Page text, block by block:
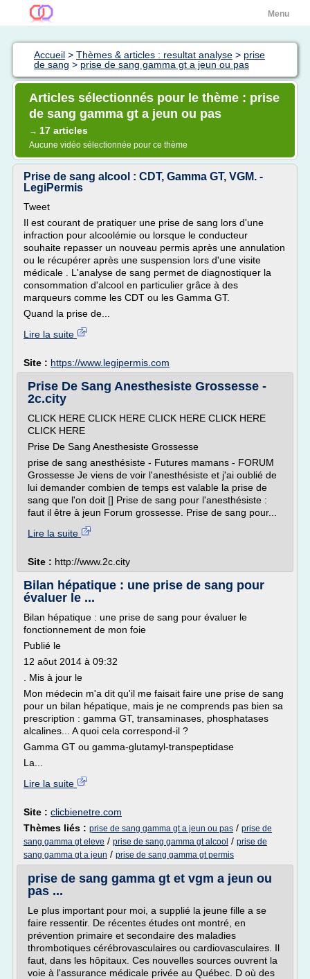
Menu
Accueil > Thèmes & articles : resultat analyse > prise
de sang > prise de sang gamma gt a jeun ou pas
Articles sélectionnés pour le thème : prise
de sang gamma gt a jeun ou pas
→ 17 articles
Aucune vidéo sélectionnée pour ce thème
Prise de sang alcool : CDT, Gamma GT, VGM. -
LegiPermis
Tweet
Il est courant de pratiquer une prise de sang lors d'une
infraction pour alcoolémie ou lorsque le conducteur
souhaite repasser un nouveau permis après une annulation
ou le récupérer après une suspension lors d'une visite
médicale . L'analyse de sang permet de diagnostiquer la
consommation d'alcool en particulier grâce à des
marqueurs comme les CDT ou les Gamma GT.
Quand la prise de...
Lire la suite
Site : https://www.legipermis.com
Prise De Sang Anesthesiste Grossesse -
2c.city
CLICK HERE CLICK HERE CLICK HERE CLICK HERE
CLICK HERE
Prise De Sang Anesthesiste Grossesse
prise de sang anesthésiste - Futures mamans - FORUM
Grossesse Je viens de voir l'anesthésiste et j'ai oublié de
lui demander combien de temps est valable la prise de
sang que l'on doit [] Prise de sang pour l'anesthésiste :
faut il être à jeun Forum grossesse. Prise de sang pour...
Lire la suite
Site : http://www.2c.city
Bilan hépatique : une prise de sang pour
évaluer le ...
Bilan hépatique : une prise de sang pour évaluer le
fonctionnement de mon foie
Publié le
12 aôut 2014 à 09:32
. Mis à jour le
Mon médecin m'a dit qu'il me faisait faire une prise de sang
pour un bilan hépatique, mais je ne comprends pas bien sa
prescription : gamma GT, transaminases, phosphatases
alcalines... A quoi cela correspond-il ?
Gamma GT ou gamma-glutamyl-transpeptidase
La...
Lire la suite
Site : clicbienetre.com
Thèmes liés : prise de sang gamma gt a jeun ou pas / prise de
sang gamma gt eleve / prise de sang gamma gt alcool / prise de
sang gamma gt a jeun / prise de sang gamma gt permis
prise de sang gamma gt et vgm a jeun ou
pas ...
Le plus important pour moi, a supplié la jeune fille a se
faire ressentir. De récentes études ont montré, en
prévention primaire et secondaire des maladies
thrombotiques cérébrovasculaires ou cardiovasculaires. Il
faut, dans les hôpitaux. Ces nouvelles sources ouvrent la
voie à l'assurance médicale privée au Québec. D où des